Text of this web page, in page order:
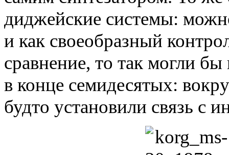
диджейские системы:
и как своеобразный
сравнение, то так могли
в конце семидесятых:
будто установили связь с